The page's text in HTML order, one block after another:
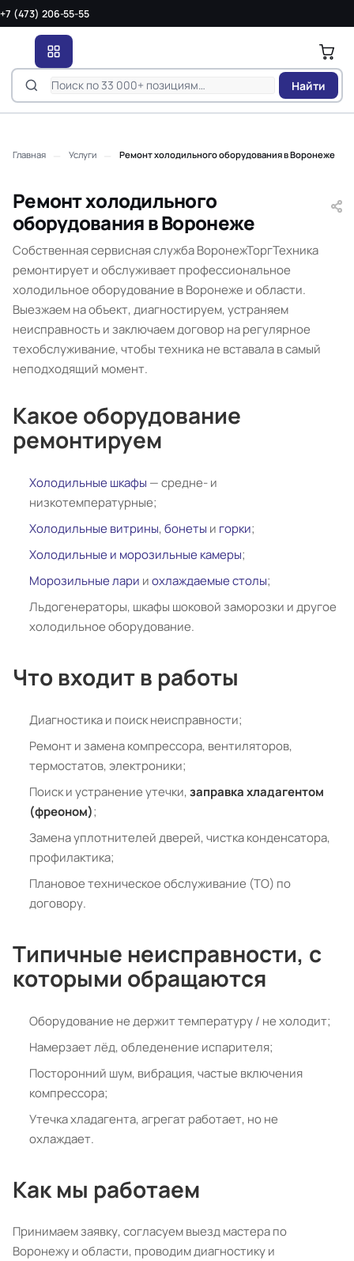
+7 (473) 206-55-55
Найти
Главная Услуги Ремонт холодильного оборудования в Воронеже
Ремонт холодильного
оборудования в Воронеже
Собственная сервисная служба ВоронежТоргТехника
ремонтирует и обслуживает профессиональное
холодильное оборудование в Воронеже и области.
Выезжаем на объект, диагностируем, устраняем
неисправность и заключаем договор на регулярное
техобслуживание, чтобы техника не вставала в самый
неподходящий момент.
Какое оборудование
ремонтируем
Холодильные шкафы — средне- и
низкотемпературные;
Холодильные витрины,бонеты и горки;
Холодильные и морозильные камеры;
Морозильные лари иохлаждаемые столы;
Льдогенераторы, шкафы шоковой заморозки и другое
холодильное оборудование.
Что входит в работы
Диагностика и поиск неисправности;
Ремонт и замена компрессора, вентиляторов,
термостатов, электроники;
Поиск и устранение утечки,заправка хладагентом
(фреоном);
Замена уплотнителей дверей, чистка конденсатора,
профилактика;
Плановое техническое обслуживание (ТО) по
договору.
Типичные неисправности, с
которыми обращаются
Оборудование не держит температуру / не холодит;
Намерзает лёд, обледенение испарителя;
Посторонний шум, вибрация, частые включения
компрессора;
Утечка хладагента, агрегат работает, но не
охлаждает.
Как мы работаем
Принимаем заявку, согласуем выезд мастера по
Воронежу и области, проводим диагностику и